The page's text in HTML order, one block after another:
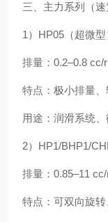
三、主力系列（速
1）HP05（超微型
排量：0.2–0.8 cc/
特点：极小排量
用途：润滑系统
2）HP1/BHP1/
排量：0.85–11
特点：可双向旋